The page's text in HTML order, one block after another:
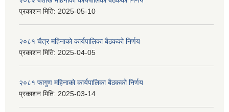
प्रकाशन मिति: 2025-05-10
२०८१ चैत्र महिनाको कार्यपालिका बैठकको निर्णय
प्रकाशन मिति: 2025-04-05
२०८१ फागुण महिनाको कार्यपालिका बैठकको निर्णय
प्रकाशन मिति: 2025-03-14